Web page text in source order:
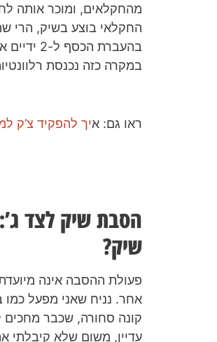
מהחקלאים, ומוכר אותה
החקלאי בוצע בשיק, הרי
בהעברת
במקרה כזה נכנסת
ראו גם: איך להפקיד צ’ק
הסבת שיק לצד
שיק?
פעולת ההסבה אינה
אחר. נניח שאני מפעל כמו
קונה סחורה, שכבר מחכים
עדיין, משום שלא